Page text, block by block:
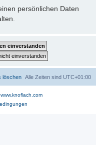
persönlichen Daten
Alle Zeiten sind UTC+01:00
löschen
www.knoflach.com